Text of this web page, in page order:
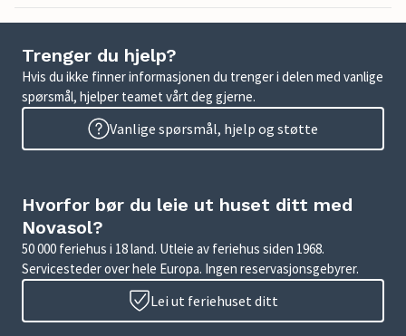
Trenger du hjelp?
Hvis du ikke finner informasjonen du trenger i delen med vanlige
spørsmål, hjelper teamet vårt deg gjerne.
Vanlige spørsmål, hjelp og støtte
Hvorfor bør du leie ut huset ditt med
Novasol?
50 000 feriehus i 18 land. Utleie av feriehus siden 1968.
Servicesteder over hele Europa. Ingen reservasjonsgebyrer.
Lei ut feriehuset ditt